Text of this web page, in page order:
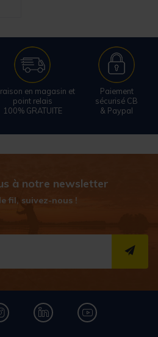
en magasin et
point relais
100% GRATUITE
Paiement
sécurisé CB
& Paypal
à notre newsletter
fil, suivez-nous !